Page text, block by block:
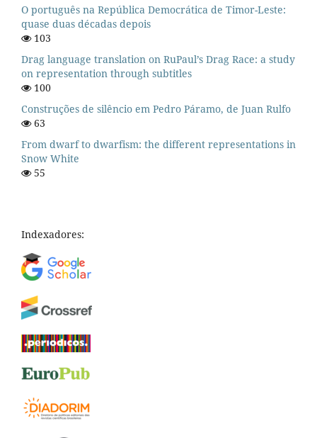
O português na República Democrática de Timor-Leste:
quase duas décadas depois
103
Drag language translation on RuPaul’s Drag Race: a study
on representation through subtitles
100
Construções de silêncio em Pedro Páramo, de Juan Rulfo
63
From dwarf to dwarfism: the different representations in
Snow White
55
Indexadores: